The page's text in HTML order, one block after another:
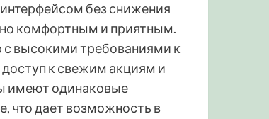
без снижения
комфортным и приятным.
с высокими требованиями к
доступ к свежим акциям и
имеют одинаковые
что дает возможность в